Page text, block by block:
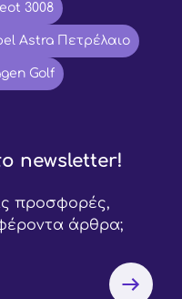
3008
Astra Πετρέλαιο
Golf
newsletter!
προσφορές,
άρθρα;